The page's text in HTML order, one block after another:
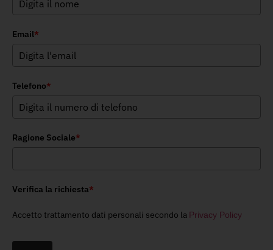
Email*
Telefono*
Ragione Sociale*
Verifica la richiesta*
Accetto trattamento dati personali secondo la Privacy Policy